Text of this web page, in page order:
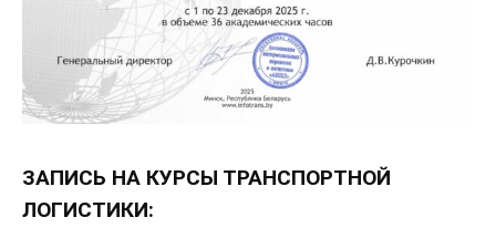
ЗАПИСЬ НА КУРСЫ ТРАНСПОРТНОЙ
ЛОГИСТИКИ: